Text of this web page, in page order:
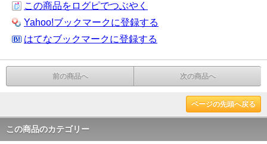
この商品をログピでつぶやく
Yahoo!ブックマークに登録する
はてなブックマークに登録する
前の商品へ 次の商品へ
ページの先頭へ戻る
この商品のカテゴリー